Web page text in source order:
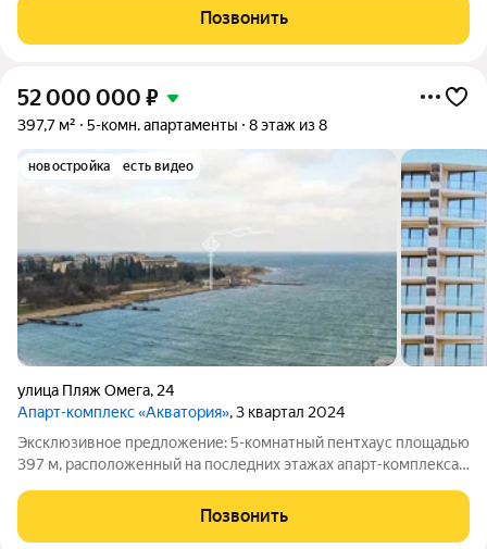
Севастополе. Общая площадь квартиры с учетом балконов и
Позвонить
52 000 000 ₽
397,7 м² 5-комн. апартаменты 8 этаж из 8
новостройка есть видео
улица Пляж Омега, 24
Апарт-комплекс «Акватория», 3 квартал 2024
Эксклюзивное предложение: 5-комнатный пентхаус площадью
397 м, расположенный на последних этажах апарт-комплекса
первой береговой линии у бухты Омега, сочетающее масштаб,
панорамные виды и
Позвонить